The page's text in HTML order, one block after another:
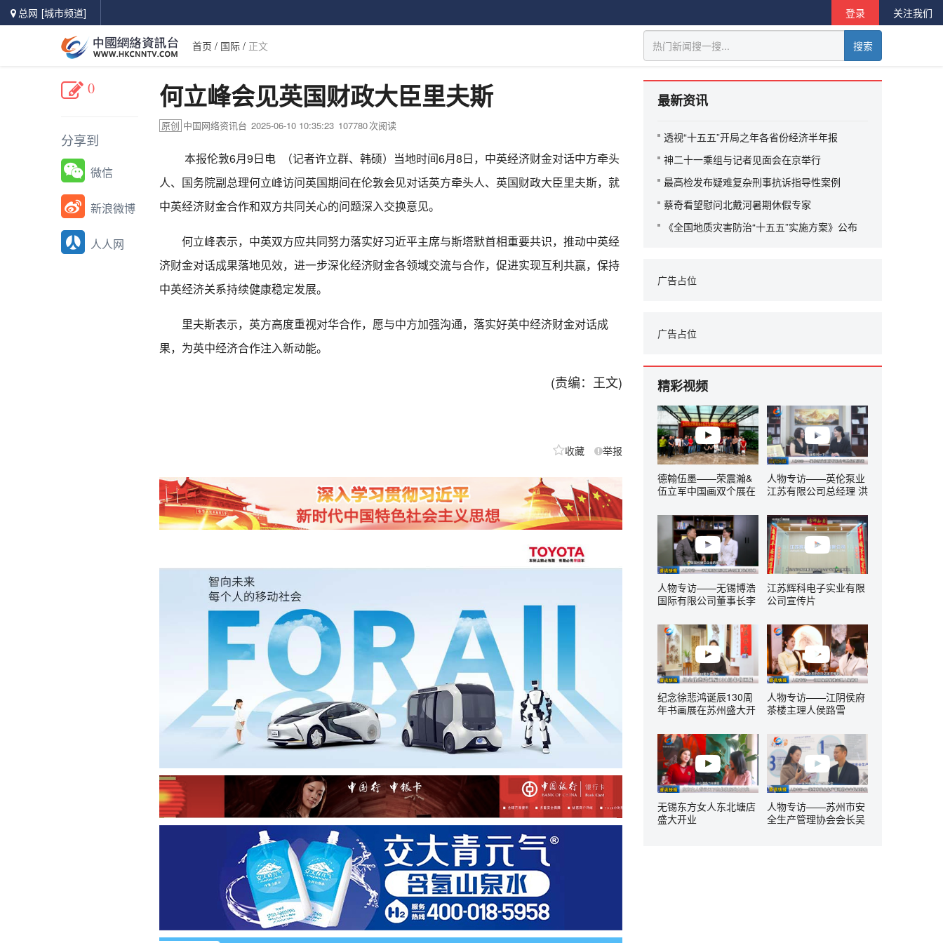
总网 [城市频道] 关注我们
登录
首页 / 国际 / 正文 搜索
0
分享到
微信
新浪微博
人人网
何立峰会见英国财政大臣里夫斯
原创 中国网络资讯台 2025-06-10 10:35:23 107780次阅读
本报伦敦6月9日电 （记者许立群、韩硕）当地时间6月8日，中英经济财金对话中方牵头
人、国务院副总理何立峰访问英国期间在伦敦会见对话英方牵头人、英国财政大臣里夫斯，就
中英经济财金合作和双方共同关心的问题深入交换意见。
何立峰表示，中英双方应共同努力落实好习近平主席与斯塔默首相重要共识，推动中英经
济财金对话成果落地见效，进一步深化经济财金各领域交流与合作，促进实现互利共赢，保持
中英经济关系持续健康稳定发展。
里夫斯表示，英方高度重视对华合作，愿与中方加强沟通，落实好英中经济财金对话成
果，为英中经济合作注入新动能。
(责编：王文)
收藏 举报
最新资讯
透视“十五五”开局之年各省份经济半年报
神二十一乘组与记者见面会在京举行
最高检发布疑难复杂刑事抗诉指导性案例
蔡奇看望慰问北戴河暑期休假专家
《全国地质灾害防治“十五五”实施方案》公布
广告占位
广告占位
精彩视频
德翰伍墨——荣震瀚&
伍立军中国画双个展在
人物专访——英伦泵业
江苏有限公司总经理 洪
人物专访——无锡博浩
国际有限公司董事长李
江苏辉科电子实业有限
公司宣传片
纪念徐悲鸿诞辰130周
年书画展在苏州盛大开
人物专访——江阴侯府
茶楼主理人侯路雪
无锡东方女人东北塘店
盛大开业
人物专访——苏州市安
全生产管理协会会长吴